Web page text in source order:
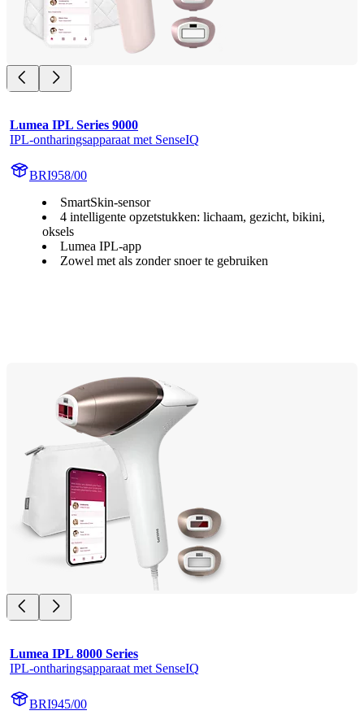
Lumea IPL Series 9000
IPL-ontharingsapparaat met SenseIQ
BRI958/00
SmartSkin-sensor
4 intelligente opzetstukken: lichaam, gezicht, bikini,
oksels
Lumea IPL-app
Zowel met als zonder snoer te gebruiken
Lumea IPL 8000 Series
IPL-ontharingsapparaat met SenseIQ
BRI945/00